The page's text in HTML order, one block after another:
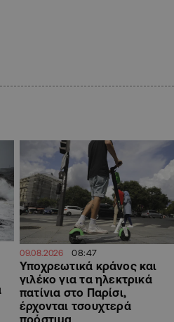
09.08.2026 08:47
Υποχρεωτικά κράνος και
γιλέκο για τα ηλεκτρικά
πατίνια στο Παρίσι,
έρχονται τσουχτερά
πρόστιμα